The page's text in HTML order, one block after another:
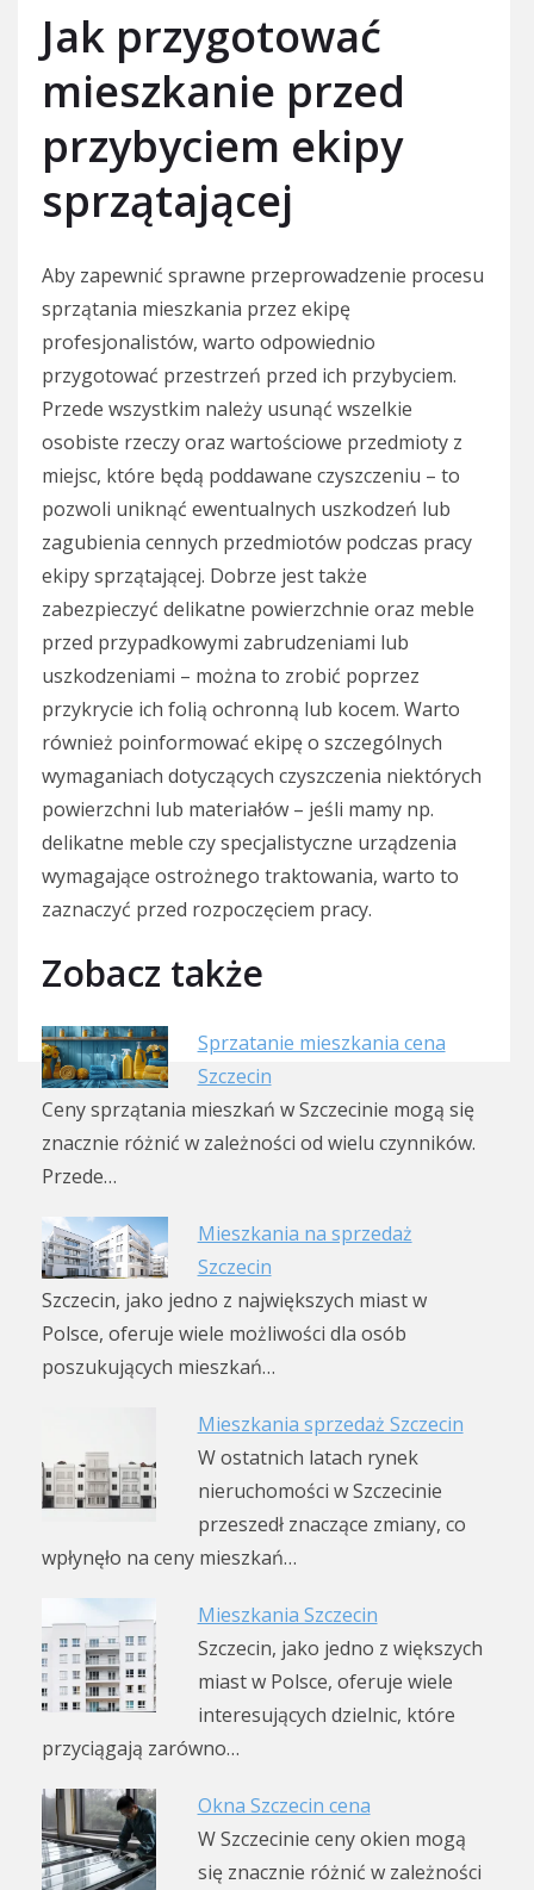
Jak przygotować
mieszkanie przed
przybyciem ekipy
sprzątającej
Aby zapewnić sprawne przeprowadzenie procesu
sprzątania mieszkania przez ekipę
profesjonalistów, warto odpowiednio
przygotować przestrzeń przed ich przybyciem.
Przede wszystkim należy usunąć wszelkie
osobiste rzeczy oraz wartościowe przedmioty z
miejsc, które będą poddawane czyszczeniu – to
pozwoli uniknąć ewentualnych uszkodzeń lub
zagubienia cennych przedmiotów podczas pracy
ekipy sprzątającej. Dobrze jest także
zabezpieczyć delikatne powierzchnie oraz meble
przed przypadkowymi zabrudzeniami lub
uszkodzeniami – można to zrobić poprzez
przykrycie ich folią ochronną lub kocem. Warto
również poinformować ekipę o szczególnych
wymaganiach dotyczących czyszczenia niektórych
powierzchni lub materiałów – jeśli mamy np.
delikatne meble czy specjalistyczne urządzenia
wymagające ostrożnego traktowania, warto to
zaznaczyć przed rozpoczęciem pracy.
Zobacz także
Sprzatanie mieszkania cena
Szczecin
Ceny sprzątania mieszkań w Szczecinie mogą się
znacznie różnić w zależności od wielu czynników.
Przede…
Mieszkania na sprzedaż
Szczecin
Szczecin, jako jedno z największych miast w
Polsce, oferuje wiele możliwości dla osób
poszukujących mieszkań…
Mieszkania sprzedaż Szczecin
W ostatnich latach rynek
nieruchomości w Szczecinie
przeszedł znaczące zmiany, co
wpłynęło na ceny mieszkań…
Mieszkania Szczecin
Szczecin, jako jedno z większych
miast w Polsce, oferuje wiele
interesujących dzielnic, które
przyciągają zarówno…
Okna Szczecin cena
W Szczecinie ceny okien mogą
się znacznie różnić w zależności